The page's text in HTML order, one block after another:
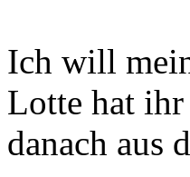
Ich will
Lotte hat
danach aus